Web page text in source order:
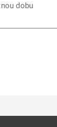
dobu